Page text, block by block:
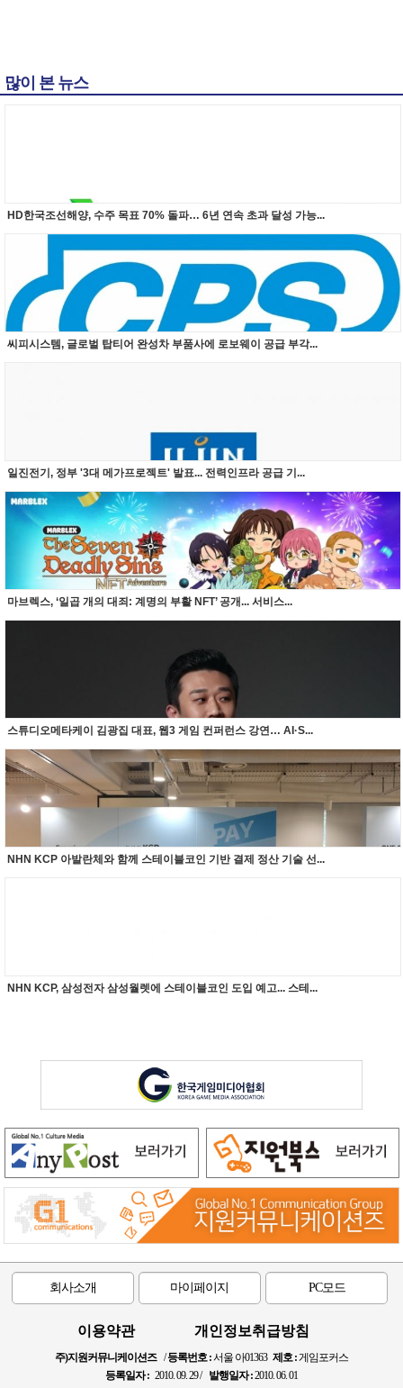
많이 본 뉴스
HD한국조선해양, 수주 목표 70% 돌파… 6년 연속 초과 달성 가능...
씨피시스템, 글로벌 탑티어 완성차 부품사에 로보웨이 공급 부각...
일진전기, 정부 '3대 메가프로젝트' 발표... 전력인프라 공급 기...
마브렉스, ‘일곱 개의 대죄: 계명의 부활 NFT’ 공개... 서비스...
스튜디오메타케이 김광집 대표, 웹3 게임 컨퍼런스 강연… AI·S...
NHN KCP 아발란체와 함께 스테이블코인 기반 결제 정산 기술 선...
NHN KCP, 삼성전자 삼성월렛에 스테이블코인 도입 예고... 스테...
회사소개 마이페이지 PC모드
이용약관 개인정보취급방침
주)지원커뮤니케이션즈/등록번호 :서울 아01363 제호 :게임포커스
등록일자 : 2010. 09. 29 / 발행일자 :2010. 06. 01